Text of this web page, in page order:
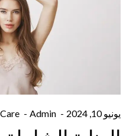
يونيو 10, 2024 Admin